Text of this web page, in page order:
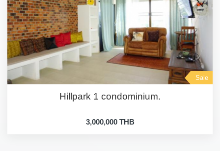
Sale
Hillpark 1 condominium.
3,000,000 THB